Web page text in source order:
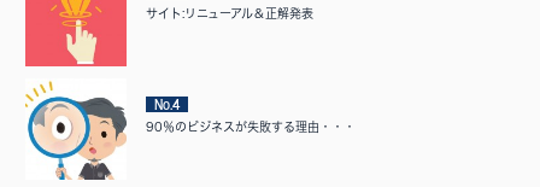
サイト:リニューアル＆正解発表
No.4
90％のビジネスが失敗する理由・・・